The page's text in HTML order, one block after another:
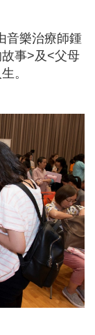
音樂治療師鍾
事>及<父母
。